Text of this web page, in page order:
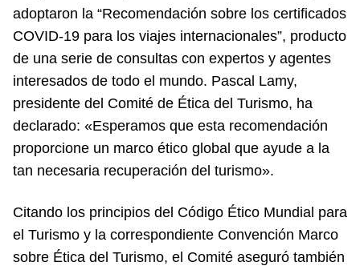
adoptaron la “Recomendación sobre los certificados
COVID-19 para los viajes internacionales”, producto
de una serie de consultas con expertos y agentes
interesados de todo el mundo. Pascal Lamy,
presidente del Comité de Ética del Turismo, ha
declarado: «Esperamos que esta recomendación
proporcione un marco ético global que ayude a la
tan necesaria recuperación del turismo».
Citando los principios del Código Ético Mundial para
el Turismo y la correspondiente Convención Marco
sobre Ética del Turismo, el Comité aseguró también